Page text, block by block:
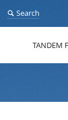
Search
TANDEM